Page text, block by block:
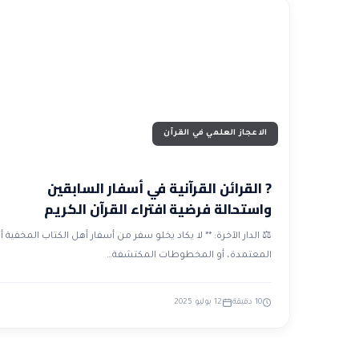
الاعجاز العلمي في القرآن
? القرائن القرآنية في أسفار السابقين
واستحالة فرضية افتراء القرآن الكريم
⚖️ الدار الآخرة: ** لا يكاد يخلو سفر من أسفار أهل الكتاب المخفية
المعتمدة، أو المخطوطات المكتشفة…
10 دقيقة 12 يوليو 2025